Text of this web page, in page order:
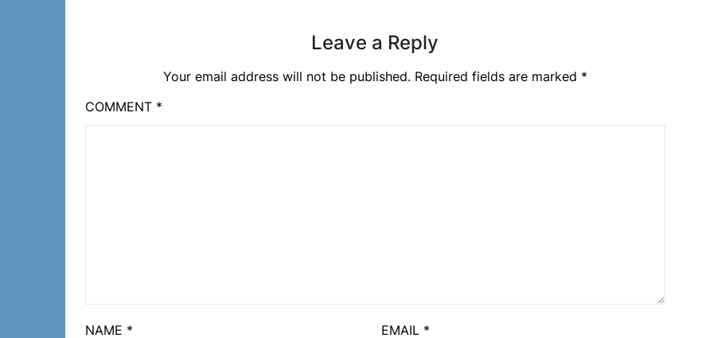
Leave a Reply
Your email address will not be published. Required fields are marked *
COMMENT *
NAME * EMAIL *